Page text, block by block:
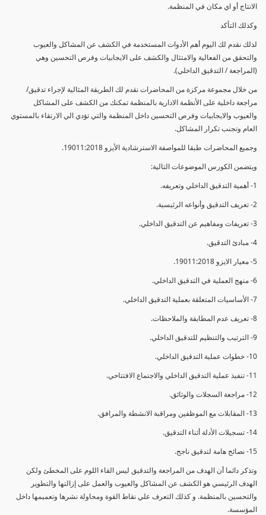
الانتاج أو اي مكان في المنظمة.
وكذلك التأكد
لذلك نقدم لك اليوم أهم الأدوات المستخدمة في الكشف عن المشاكل والعيوب
والتحقق من الفعالية والامتثال والكشف على الايجابيات وفرص التحسين وهي
(المراجعة / التدقيق الداخلي).
من خلال مجموعة مركزة من المحاضرات نقدم لك الطريقة المثالية لإجراء تدقيق/
مراجعة داخلية على الأنظمة الادارية بالمنظمة تمكنك من الكشف على المشاكل
والعيوب والايجابيات وفرص التحسين داخل المنظمة والتي تؤدي الي الارتقاء بالمستوي
العام وتجنب تكرار المشاكل.
وجميع المحاضرات طبقا للمواصفة الاسترشادية الأيزو 19011:2018.
ويتضمن الكورس الموضوعات التالية:
1- أهمية التدقيق الداخلي وتعريفه.
2- تعريف التدقيق وأنواعه الرئيسية.
3- تعريفات ومفاهيم عن التدقيق الداخلي.
4- مبادئ التدقيق.
5- معيار الايزو 19011:2018.
6- منهج العملية في التدقيق الداخلي.
7- الأساسيات المتعلقة بعملية التدقيق الداخلي.
8- تعريف عدم المطابقة والملاحظات.
9- الترتيب والتنظيم للتدقيق الداخلي.
10- خطوات عملية التدقيق الداخلي.
11- تنفيذ عملية التدقيق الداخلي والاجتماع الافتتاحي.
12- مراجعة السجلات والوثائق.
13- المقابلات مع الموظفين ومراقبة الانشطة والمرافق.
14- تسجيلات الأدلة أثناء التدقيق.
15- نصائح هامة لتدقيق ناجح.
وتذكر دائما أن الهدف من المراجعة والتدقيق ليس القاء اللوم على المخطئ ولكن
الهدف الرئيسي هو الكشف عن المشاكل والعيوب والعمل على إزالتها والتطوير
والتحسين بالمنظمة. و كذلك التعرف علي نقاط القوة ومحاولة نشرها وتعميمها داخل
المؤسسة.